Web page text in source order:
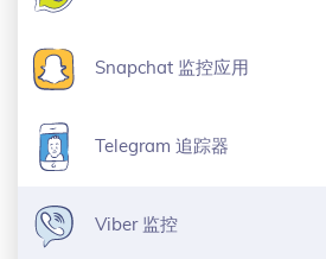
Snapchat 监控应用
Telegram 追踪器
Viber 监控